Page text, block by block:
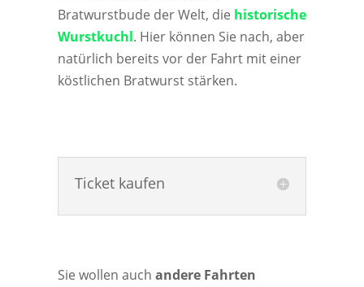
Bratwurstbude der Welt, die historische
Wurstkuchl. Hier können Sie nach, aber
natürlich bereits vor der Fahrt mit einer
köstlichen Bratwurst stärken.
Ticket kaufen
Sie wollen auch andere Fahrten